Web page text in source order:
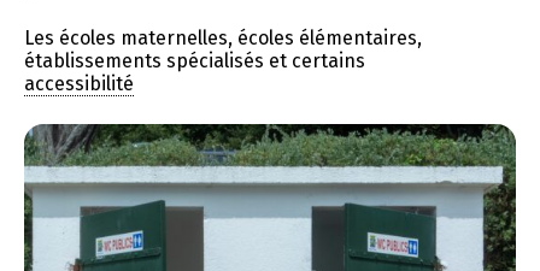
Les écoles maternelles, écoles élémentaires,
établissements spécialisés et certains
accessibilité